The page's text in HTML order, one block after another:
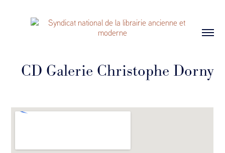
CD Galerie Christophe Dorny